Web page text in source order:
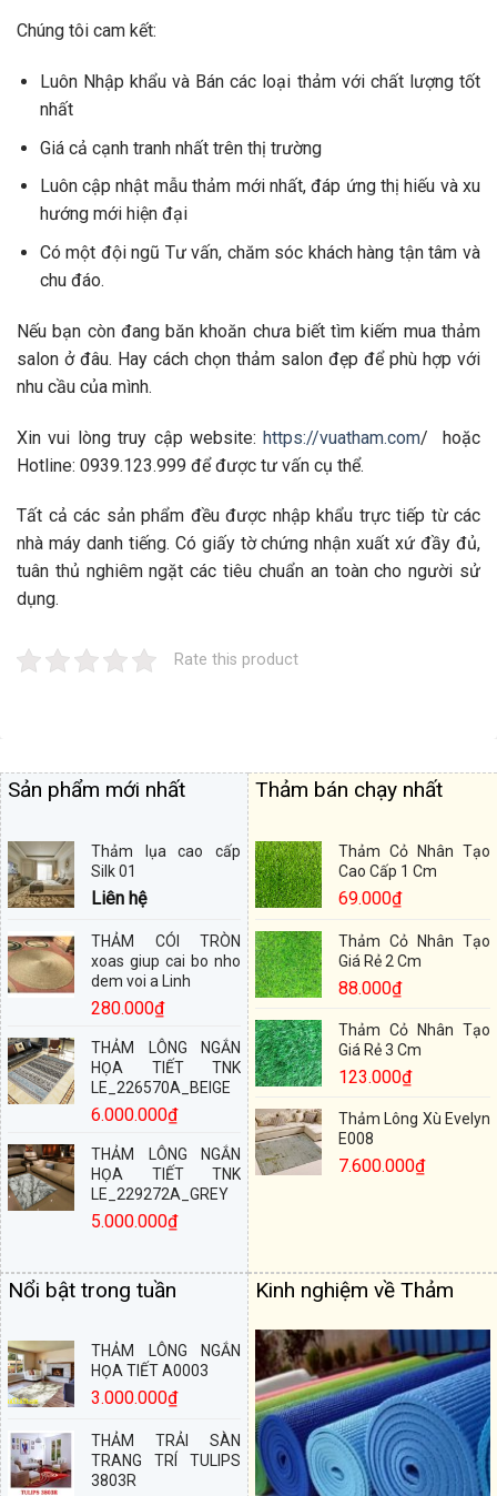
Chúng tôi cam kết:
Luôn Nhập khẩu và Bán các loại thảm với chất lượng tốt
nhất
Giá cả cạnh tranh nhất trên thị trường
Luôn cập nhật mẫu thảm mới nhất, đáp ứng thị hiếu và xu
hướng mới hiện đại
Có một đội ngũ Tư vấn, chăm sóc khách hàng tận tâm và
chu đáo.
Nếu bạn còn đang băn khoăn chưa biết tìm kiếm mua thảm
salon ở đâu. Hay cách chọn thảm salon đẹp để phù hợp với
nhu cầu của mình.
Xin vui lòng truy cập website:https://vuatham.com/
hoặc
Hotline: 0939.123.999 để được tư vấn cụ thể.
Tất cả các sản phẩm đều được nhập khẩu trực tiếp từ các
nhà máy danh tiếng. Có giấy tờ chứng nhận xuất xứ đầy đủ,
tuân thủ nghiêm ngặt các tiêu chuẩn an toàn cho người sử
dụng.
Rate this product
Sản phẩm mới nhất
Thảm lụa cao cấp
Silk 01
Liên hệ
THẢM CÓI TRÒN
xoas giup cai bo nho
dem voi a Linh
280.000₫
THẢM LÔNG NGẮN
HỌA TIẾT TNK
LE_226570A_BEIGE
6.000.000₫
THẢM LÔNG NGẮN
HỌA TIẾT TNK
LE_229272A_GREY
5.000.000₫
Thảm bán chạy nhất
Thảm Cỏ Nhân Tạo
Cao Cấp 1 Cm
69.000₫
Thảm Cỏ Nhân Tạo
Giá Rẻ 2 Cm
88.000₫
Thảm Cỏ Nhân Tạo
Giá Rẻ 3 Cm
123.000₫
Thảm Lông Xù Evelyn
E008
7.600.000₫
Nổi bật trong tuần
THẢM LÔNG NGẮN
HỌA TIẾT A0003
3.000.000₫
THẢM TRẢI SÀN
TRANG TRÍ TULIPS
3803R
Kinh nghiệm về Thảm